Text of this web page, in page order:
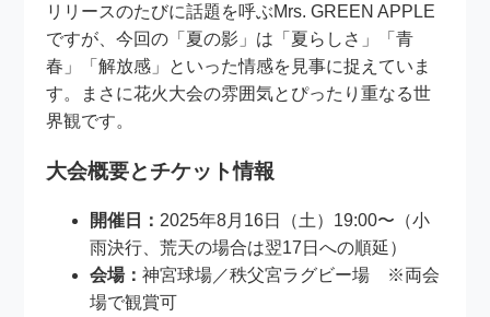
リリースのたびに話題を呼ぶMrs. GREEN APPLE
ですが、今回の「夏の影」は「夏らしさ」「青
春」「解放感」といった情感を見事に捉えていま
す。まさに花火大会の雰囲気とぴったり重なる世
界観です。
大会概要とチケット情報
開催日： 2025年8月16日（土）19:00〜（小
雨決行、荒天の場合は翌17日への順延）
会場：神宮球場／秩父宮ラグビー場 ※両会
場で観賞可